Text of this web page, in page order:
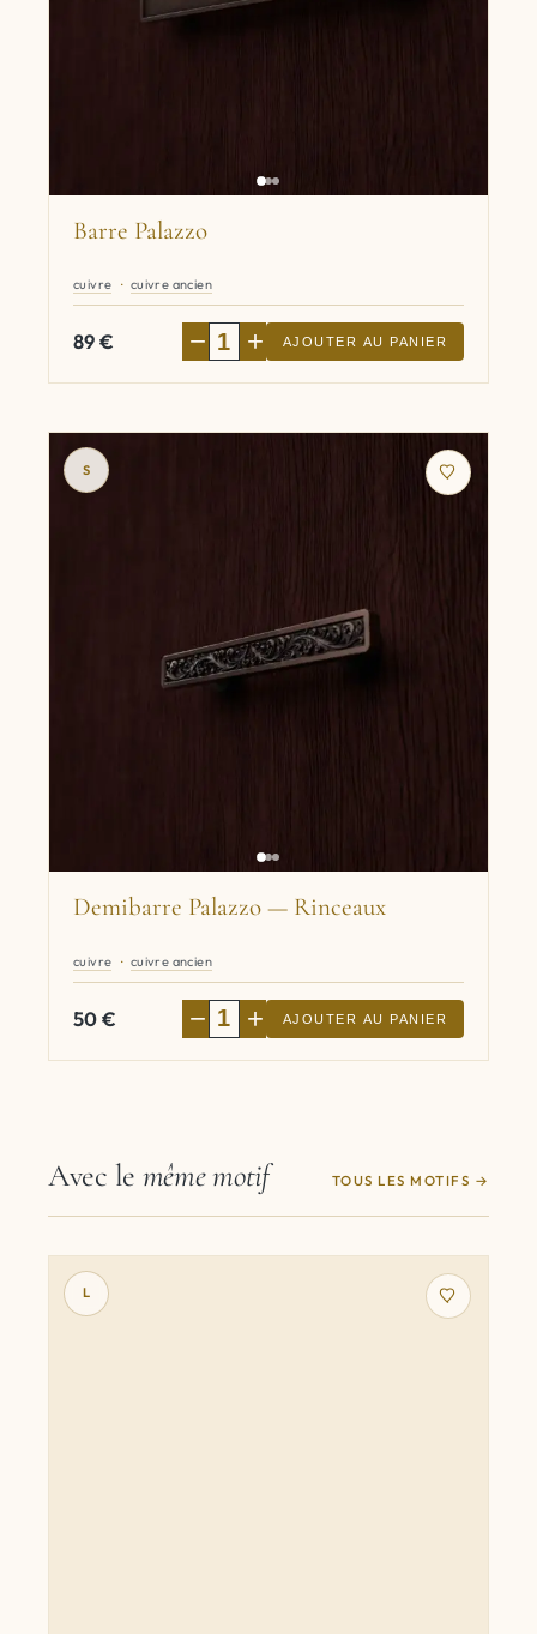
Barre Palazzo
cuivre cuivre ancien
89€ − + AJOUTER AU PANIER
S
Demibarre Palazzo — Rinceaux
cuivre cuivre ancien
50€ − + AJOUTER AU PANIER
Avec le même motif TOUS LES MOTIFS
L